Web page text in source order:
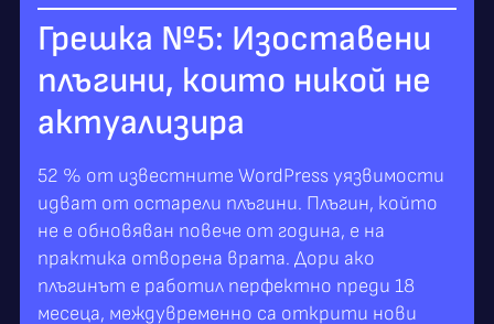
Грешка №5: Изоставени
плъгини, които никой не
актуализира
52 % от известните WordPress уязвимости
идват от остарели плъгини. Плъгин, който
не е обновяван повече от година, е на
практика отворена врата. Дори ако
плъгинът е работил перфектно преди 18
месеца, междувременно са открити нови